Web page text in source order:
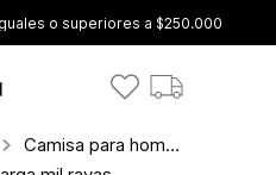
o superiores a $250.000
Camisa para hombre manga larga mil rayas